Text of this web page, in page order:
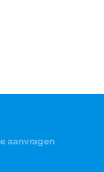
aanvragen